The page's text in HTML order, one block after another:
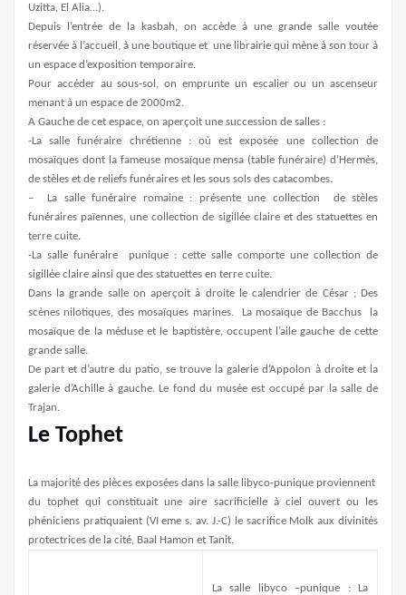
Uzitta, El Alia…).
Depuis l’entrée de la kasbah, on accède à une grande salle voutée
réservée à l’accueil, à une boutique et une librairie qui mène à son tour à
un espace d’exposition temporaire.
Pour accéder au sous-sol, on emprunte un escalier ou un ascenseur
menant à un espace de 2000m2.
A Gauche de cet espace, on aperçoit une succession de salles :
-La salle funéraire chrétienne : où est exposée une collection de
mosaïques dont la fameuse mosaïque mensa (table funéraire) d’Hermès,
de stèles et de reliefs funéraires et les sous sols des catacombes.
– La salle funéraire romaine : présente une collection de stèles
funéraires païennes, une collection de sigillée claire et des statuettes en
terre cuite.
-La salle funéraire punique : cette salle comporte une collection de
sigillée claire ainsi que des statuettes en terre cuite.
Dans la grande salle on aperçoit à droite le calendrier de César ; Des
scènes nilotiques, des mosaïques marines. La mosaïque de Bacchus la
mosaïque de la méduse et le baptistère, occupent l’aile gauche de cette
grande salle.
De part et d’autre du patio, se trouve la galerie d’Appolon à droite et la
galerie d’Achille à gauche. Le fond du musée est occupé par la salle de
Trajan.
Le Tophet
La majorité des pièces exposées dans la salle libyco-punique proviennent
du tophet qui constituait une aire sacrificielle à ciel ouvert ou les
phéniciens pratiquaient (VI eme s. av. J.-C) le sacrifice Molk aux divinités
protectrices de la cité, Baal Hamon et Tanit.
La salle libyco –punique : La